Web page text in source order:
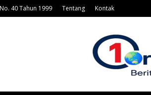
40 Tahun 1999 Tentang Kontak